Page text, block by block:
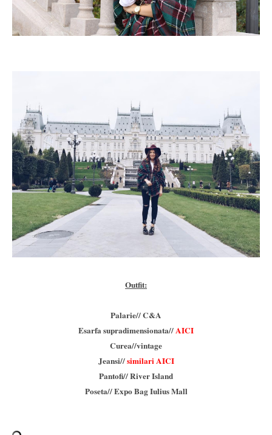
Outfit:
Palarie// C&A
Esarfa supradimensionata//AICI
Curea//vintage
Jeansi//similari AICI
Pantofi// River Island
Poseta// Expo Bag Iulius Mall